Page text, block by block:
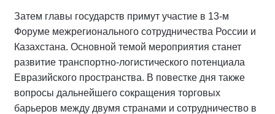
Затем главы государств примут участие в 13-м
Форуме межрегионального сотрудничества России и
Казахстана. Основной темой мероприятия станет
развитие транспортно-логистического потенциала
Евразийского пространства. В повестке дня также
вопросы дальнейшего сокращения торговых
барьеров между двумя странами и сотрудничество в